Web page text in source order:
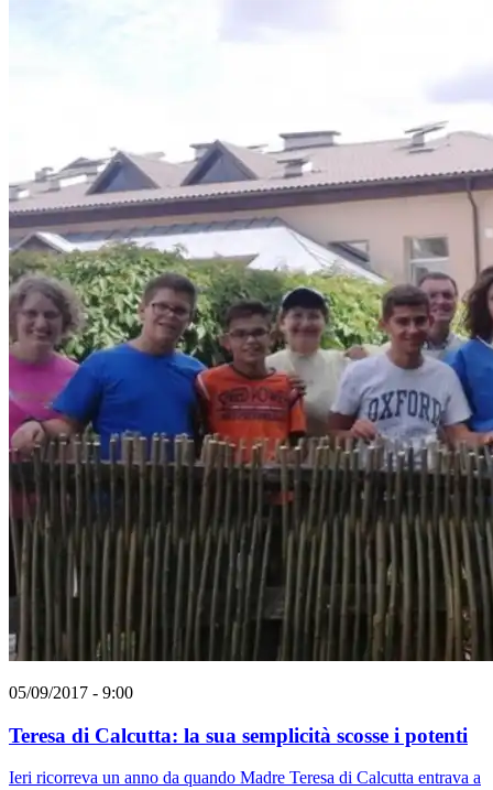
05/09/2017 - 9:00
Teresa di Calcutta: la sua semplicità scosse i potenti
Ieri ricorreva un anno da quando Madre Teresa di Calcutta entrava a